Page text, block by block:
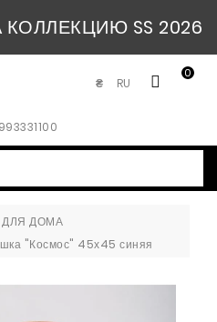
КОЛЛЕКЦИЮ SS 2026
0
RU
₴
ДЛЯ ДОМА
"Космос" 45х45 синяя